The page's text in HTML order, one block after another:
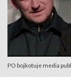
PO bojkotuje media